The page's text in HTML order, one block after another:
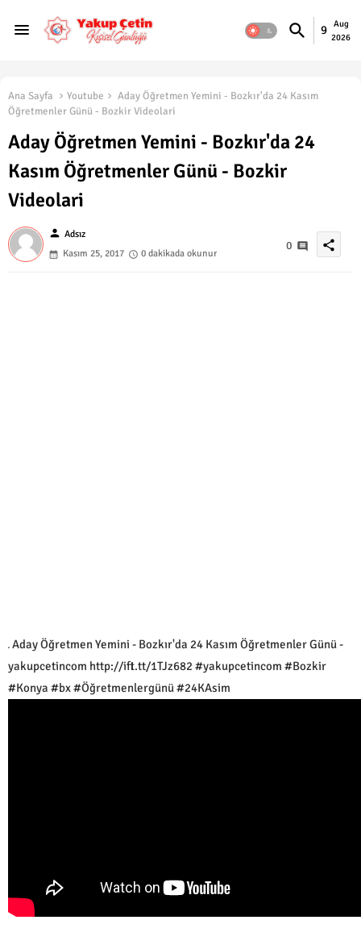
9
Aug
2026
Ana Sayfa Youtube
Aday Öğretmen Yemini - Bozkır'da 24 Kasım
Öğretmenler Günü - Bozkir Videolari
Aday Öğretmen Yemini - Bozkır'da 24
Kasım Öğretmenler Günü - Bozkir
Videolari
person Adsız
Kasım 25, 2017
0 dakikada okunur
0 share
Aday Öğretmen Yemini - Bozkır'da 24 Kasım Öğretmenler Günü -
yakupcetincom http://ift.tt/1TJz682 #yakupcetincom #Bozkir
#Konya #bx #Öğretmenlergünü #24KAsim